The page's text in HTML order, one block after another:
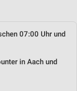
07:00 Uhr und
in Aach und